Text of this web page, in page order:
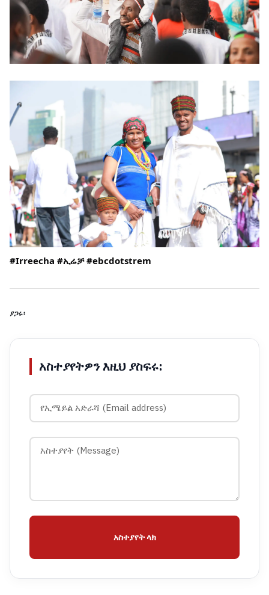
#Irreecha #ኢሬቻ #ebcdotstrem
ያጋሩ፡
አስተያየትዎን እዚህ ያስፍሩ:
አስተያየት ላክ